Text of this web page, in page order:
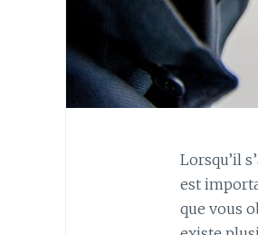
Lorsqu’il
est
que vous